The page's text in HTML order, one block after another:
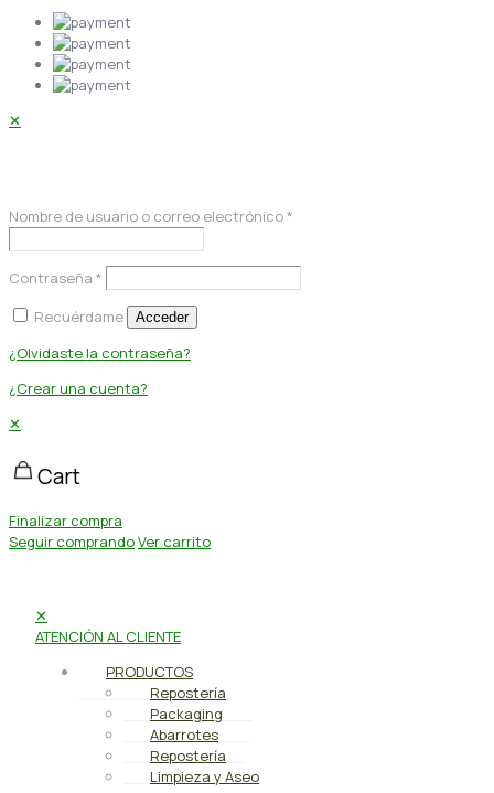
✕
Nombre de usuario o correo electrónico*
Contraseña *
Recuérdame
Acceder
¿Olvidaste la contraseña?
¿Crear una cuenta?
✕
Cart
Finalizar compra
Seguir comprandoVer carrito
✕
ATENCIÓN AL CLIENTE
PRODUCTOS
Repostería
Packaging
Abarrotes
Repostería
Limpieza y Aseo